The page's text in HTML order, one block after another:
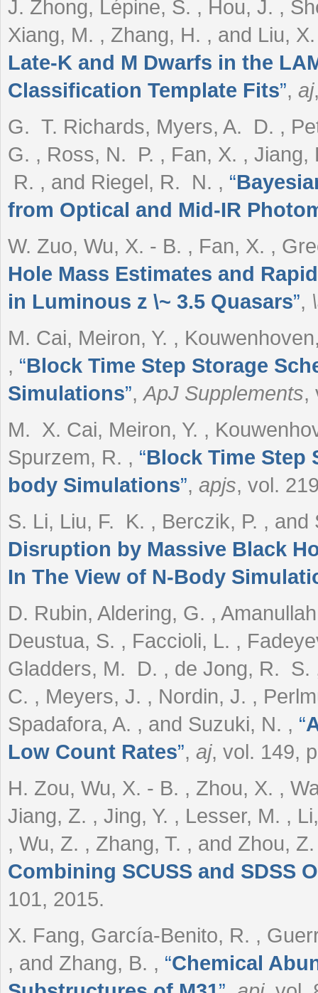
J. Zhong, Lépine, S. , Hou, J. ,
Xiang, M. , Zhang, H. , and Liu,
Late-K and M Dwarfs in the
Classification Template Fits”, aj
G. T. Richards, Myers, A. D. ,
G. , Ross, N. P. , Fan, X. ,
R. , and Riegel, R. N. , “
from Optical and Mid-IR
W. Zuo, Wu, X. - B. , Fan, X. ,
Hole Mass Estimates and
in Luminous z \~ 3.5 Quasars”,
M. Cai, Meiron, Y. ,
, “Block Time Step Storage
Simulations”,ApJ Supplements,
M. X. Cai, Meiron, Y. ,
Spurzem, R. , “Block Time Step
body Simulations”, apjs, vol.
S. Li, Liu, F. K. , Berczik, P. ,
Disruption by Massive Black
In The View of N-Body
D. Rubin, Aldering, G. ,
Deustua, S. , Faccioli, L. ,
Gladders, M. D. , de Jong, R. S.
C. , Meyers, J. , Nordin, J. ,
Spadafora, A. , and Suzuki, N. , “
Low Count Rates”, aj, vol. 149,
H. Zou, Wu, X. - B. , Zhou, X. ,
Jiang, Z. , Jing, Y. , Lesser, M. ,
, Wu, Z. , Zhang, T. , and Zhou,
Combining SCUSS and SDSS
101, 2015.
X. Fang, García-Benito, R. ,
, and Zhang, B. , “Chemical